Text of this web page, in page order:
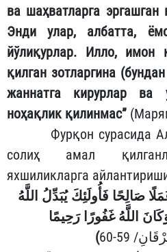
ва шаҳватларга
Энди улар, албатта,
йўлиқурлар. Илло, имон
қилган зотларгина
жаннатга кирурлар ва
ноҳақлик қилинмас”
Фурқон сурасида
солиҳ амал
яхшиликларга
صَالِحًا فَأُولَئِكَ يُبَدِّلُ اللَّهُ
اللَّهُ غَفُورًا رَحِيمًا
(
59-60